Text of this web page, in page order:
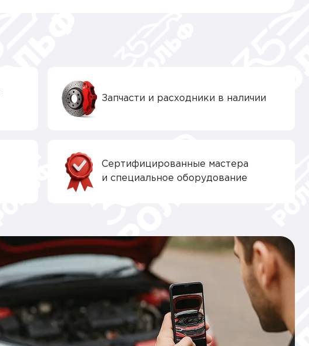
Запчасти и расходники в наличии
Сертифицированные мастера
и специальное оборудование